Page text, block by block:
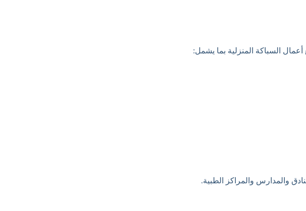
السباكة المنزلية بما يشمل:
والمدارس والمراكز الطبية.